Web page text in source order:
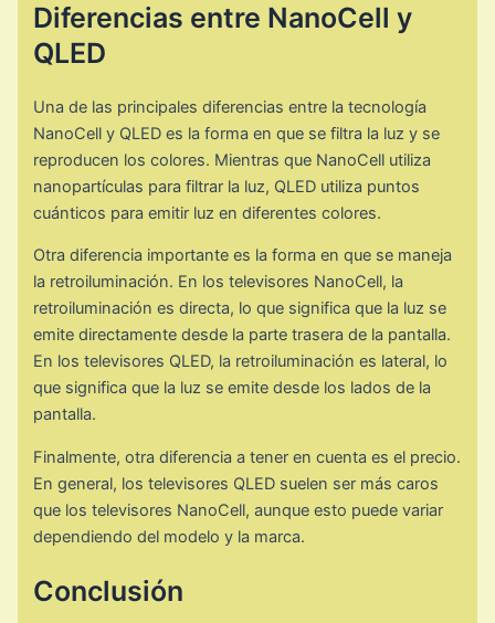
Diferencias entre NanoCell y
QLED
Una de las principales diferencias entre la tecnología
NanoCell y QLED es la forma en que se filtra la luz y se
reproducen los colores. Mientras que NanoCell utiliza
nanopartículas para filtrar la luz, QLED utiliza puntos
cuánticos para emitir luz en diferentes colores.
Otra diferencia importante es la forma en que se maneja
la retroiluminación. En los televisores NanoCell, la
retroiluminación es directa, lo que significa que la luz se
emite directamente desde la parte trasera de la pantalla.
En los televisores QLED, la retroiluminación es lateral, lo
que significa que la luz se emite desde los lados de la
pantalla.
Finalmente, otra diferencia a tener en cuenta es el precio.
En general, los televisores QLED suelen ser más caros
que los televisores NanoCell, aunque esto puede variar
dependiendo del modelo y la marca.
Conclusión